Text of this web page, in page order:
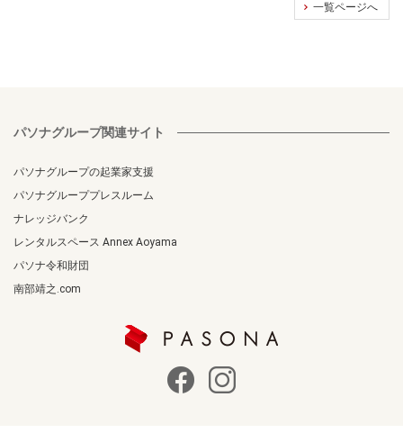
一覧ページへ
パソナグループ関連サイト
パソナグループの起業家支援
パソナグループプレスルーム
ナレッジバンク
レンタルスペース Annex Aoyama
パソナ令和財団
南部靖之.com